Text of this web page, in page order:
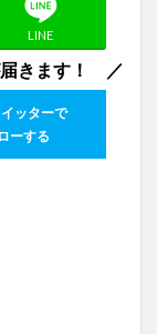
LINE
きます！ ／
ッターで
ーする